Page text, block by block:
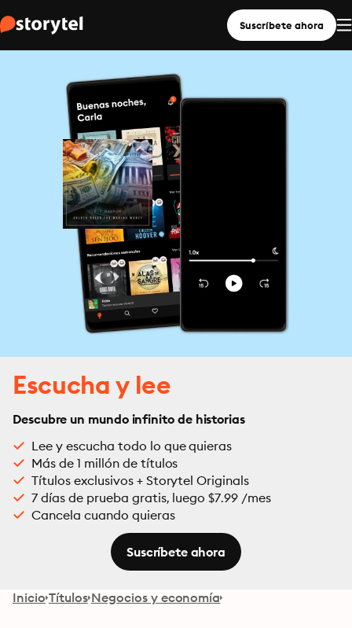
Suscríbete ahora
Escucha y lee
Descubre un mundo infinito de historias
Lee y escucha todo lo que quieras
Más de 1 millón de títulos
Títulos exclusivos + Storytel Originals
7 días de prueba gratis, luego $7.99 /mes
Cancela cuando quieras
Suscríbete ahora
Inicio Títulos Negocios y economía